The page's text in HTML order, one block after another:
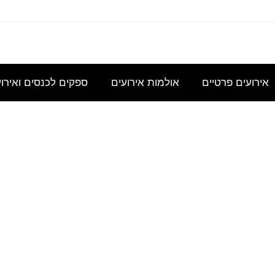
כנס
לכ- 100
להשכיר
אולם/
כיתה
הצעת
מחיר
בסיסית
לקבל
הצעת
מחיר
מחיר
עבור כנס
מנהלי
אירועים פרטיים אולמות אירועים ספקים לכנסים